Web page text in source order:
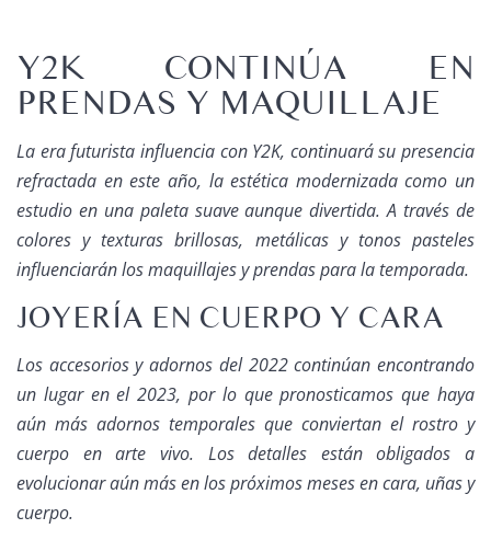
Y2K CONTINÚA EN
PRENDAS Y MAQUILLAJE
La era futurista influencia con Y2K, continuará su presencia
refractada en este año, la estética modernizada como un
estudio en una paleta suave aunque divertida. A través de
colores y texturas brillosas, metálicas y tonos pasteles
influenciarán los maquillajes y prendas para la temporada.
JOYERÍA EN CUERPO Y CARA
Los accesorios y adornos del 2022 continúan encontrando
un lugar en el 2023, por lo que pronosticamos que haya
aún más adornos temporales que conviertan el rostro y
cuerpo en arte vivo. Los detalles están obligados a
evolucionar aún más en los próximos meses en cara, uñas y
cuerpo.